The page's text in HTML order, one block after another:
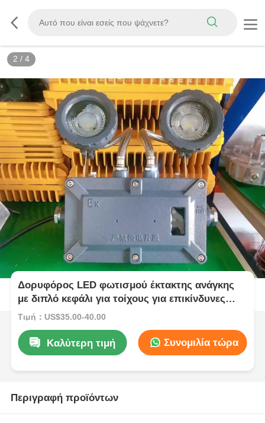
2 / 4
Δορυφόρος LED φωτισμού έκτακτης ανάγκης
με διπλό κεφάλι για τοίχους για επικίνδυνες
περιοχές
Τιμή：US$35.00-40.00
Καλύτερη τιμή Συνομιλία τώρα
Περιγραφή προϊόντων